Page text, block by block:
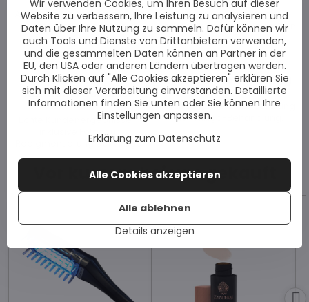
Alle Artikel sind auf Lager und
sofort versandbereit.
Wir liefern Bestellungen
innerhalb von drei Werktagen.
Echte
Kundenergebnisse
Echte Kundenergebnisse –
inklusive Fotos zur
Repigmentierung bei Vitiligo.
Kostenlose Beratung
Maßgeschneiderte Beratung
zur Vitiligo-Behandlung.
Vor kurzem bei uns gekauft
Wir verwenden Cookies, um Ihren Besuch auf dieser
Website zu verbessern, Ihre Leistung zu analysieren und
Daten über Ihre Nutzung zu sammeln. Dafür können wir
auch Tools und Dienste von Drittanbietern verwenden,
und die gesammelten Daten können an Partner in der
EU, den USA oder anderen Ländern übertragen werden.
Durch Klicken auf "Alle Cookies akzeptieren" erklären Sie
sich mit dieser Verarbeitung einverstanden. Detaillierte
Informationen finden Sie unten oder Sie können Ihre
Einstellungen anpassen.
Erklärung zum Datenschutz
Details anzeigen
Alle Cookies akzeptieren
Alle ablehnen